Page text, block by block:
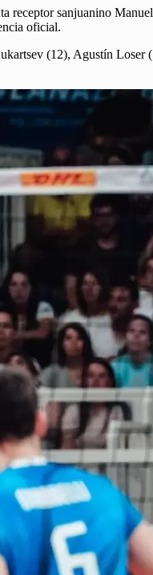
receptor sanjuanino
oficial.
(12), Agustín